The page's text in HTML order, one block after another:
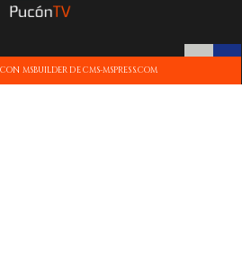
MSBUILDER DE CMS-MSPRESS.COM